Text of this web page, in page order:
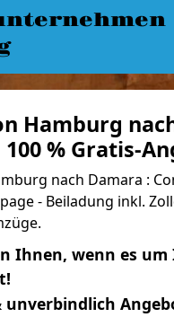
Hamburg
% Gratis-
nach Damara :
- Beiladung inkl.
Ihnen, wenn es um
unverbindlich